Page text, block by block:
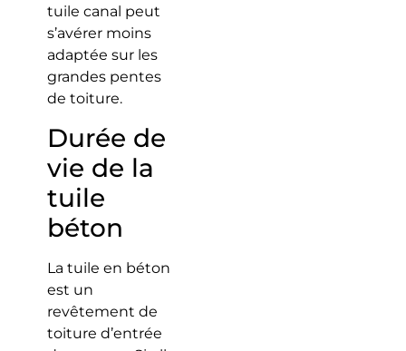
tuile canal peut
s’avérer moins
adaptée sur les
grandes pentes
de toiture.
Durée de
vie de la
tuile
béton
La tuile en béton
est un
revêtement de
toiture d’entrée